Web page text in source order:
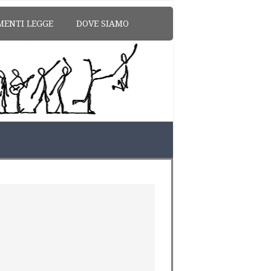
LEGGE DOVE SIAMO